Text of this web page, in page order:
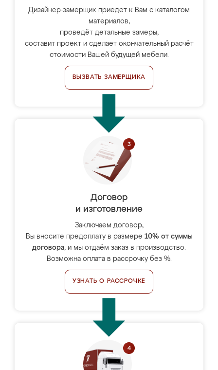
Дизайнер-замерщик приедет к Вам с каталогом
материалов,
проведёт детальные замеры,
составит проект и сделает окончательный расчёт
стоимости Вашей будущей мебели.
ВЫЗВАТЬ ЗАМЕРЩИКА
Договор
и изготовление
Заключаем договор,
Вы вносите предоплату в размере 10% от суммы
договора, и мы отдаём заказ в производство.
Возможна оплата в рассрочку без %.
УЗНАТЬ О РАССРОЧКЕ